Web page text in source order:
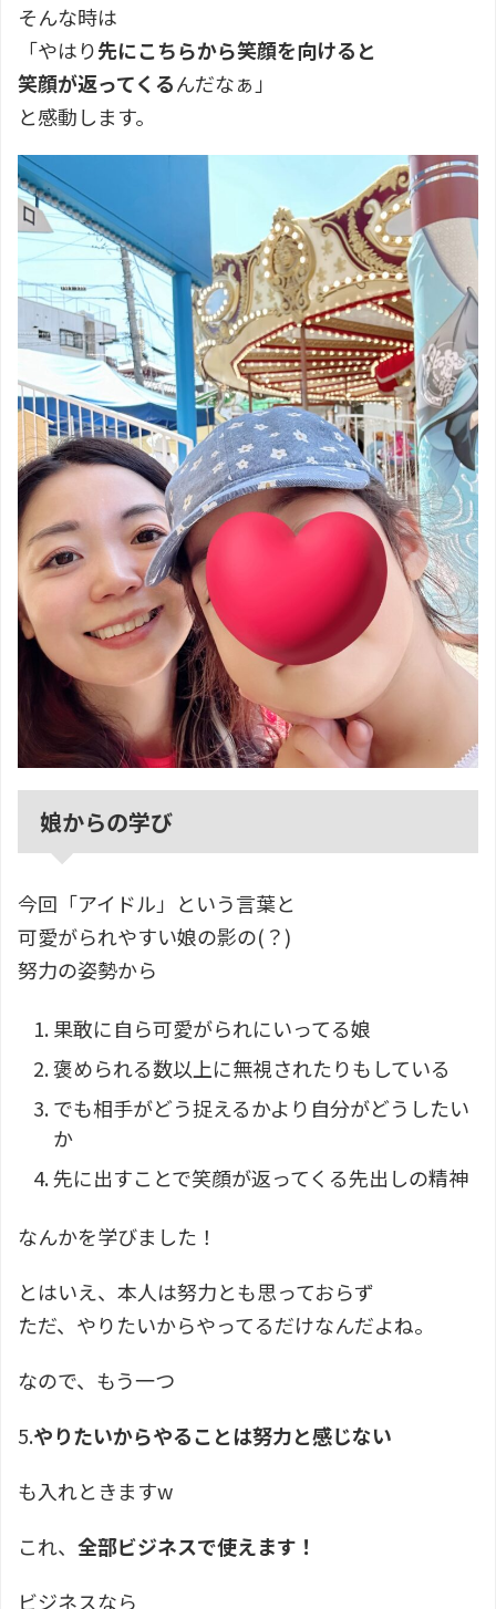
そんな時は
「やはり先にこちらから笑顔を向けると
笑顔が返ってくるんだなぁ」
と感動します。
娘からの学び
今回「アイドル」という言葉と
可愛がられやすい娘の影の(？)
努力の姿勢から
果敢に自ら可愛がられにいってる娘
褒められる数以上に無視されたりもしている
でも相手がどう捉えるかより自分がどうしたい
か
先に出すことで笑顔が返ってくる先出しの精神
なんかを学びました！
とはいえ、本人は努力とも思っておらず
ただ、やりたいからやってるだけなんだよね。
なので、もう一つ
5.やりたいからやることは努力と感じない
も入れときますw
これ、 全部ビジネスで使えます！
ビジネスなら